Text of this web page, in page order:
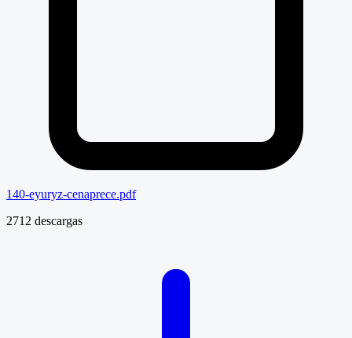
140-eyuryz-cenaprece.pdf
2712 descargas